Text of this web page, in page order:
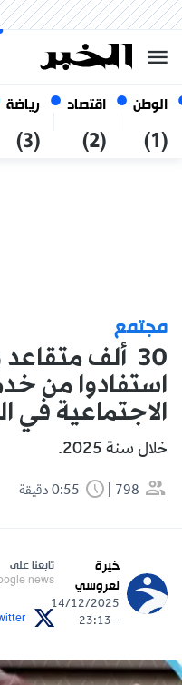
الوطن
(1)
اقتصاد
(2)
رياضة
(3)
أغسطس 2026
مجتمع
30 ألف
استفادوا من
الاجتماعية في
خلال سنة 2025.
798
خيرة
لعروسي
14/12/2025
- 23:13
تابعنا على
news